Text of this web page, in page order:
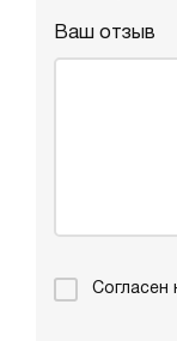
Ваш отзыв
Согласен